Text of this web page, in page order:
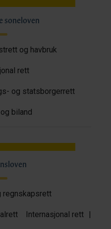
soneloven
og havbruk
rett
og statsborgerrett
biland
regnskapsrett
Internasjonal rett |